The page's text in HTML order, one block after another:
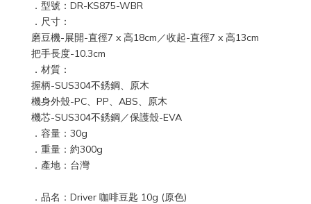
．型號：DR-KS875-WBR
．尺寸：
磨豆機-展開-直徑7 x 高18cm／收起-直徑7 x 高13cm
把手長度-10.3cm
．材質：
握柄-SUS304不銹鋼、原木
機身外殼-PC、PP、ABS、原木
機芯-SUS304不銹鋼／保護殼-EVA
．容量：30g
．重量：約300g
．產地：台灣
．品名：Driver 咖啡豆匙 10g (原色)